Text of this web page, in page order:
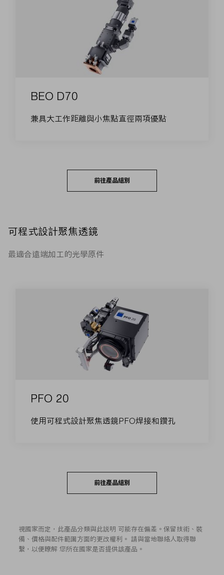
BEO D70
兼具大工作距離與小焦點直徑兩項優點
前往產品組別
可程式設計聚焦透鏡
最適合遠端加工的光學原件
PFO 20
使用可程式設計聚焦透鏡PFO焊接和鑽孔
前往產品組別
視國家而定，此產品分類與此説明 可能存在偏差。保留技術、裝
備、價格與配件範圍方面的更改權利。 請與當地聯絡人取得聯
繫，以便瞭解 您所在國家是否提供該產品。